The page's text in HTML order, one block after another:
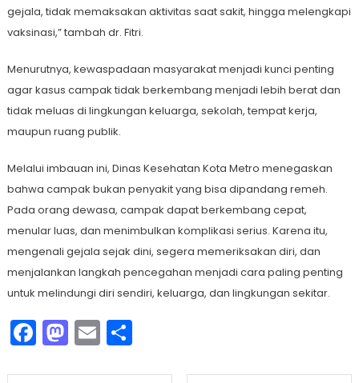
gejala, tidak memaksakan aktivitas saat sakit, hingga melengkapi
vaksinasi,” tambah dr. Fitri.
Menurutnya, kewaspadaan masyarakat menjadi kunci penting
agar kasus campak tidak berkembang menjadi lebih berat dan
tidak meluas di lingkungan keluarga, sekolah, tempat kerja,
maupun ruang publik.
Melalui imbauan ini, Dinas Kesehatan Kota Metro menegaskan
bahwa campak bukan penyakit yang bisa dipandang remeh.
Pada orang dewasa, campak dapat berkembang cepat,
menular luas, dan menimbulkan komplikasi serius. Karena itu,
mengenali gejala sejak dini, segera memeriksakan diri, dan
menjalankan langkah pencegahan menjadi cara paling penting
untuk melindungi diri sendiri, keluarga, dan lingkungan sekitar.
Facebook
Mastodon
EmailShare